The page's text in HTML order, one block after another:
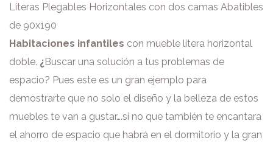
Literas Plegables Horizontales con dos camas Abatibles
de 90x190
Habitaciones infantiles con mueble litera horizontal
doble. ¿Buscar una solución a tus problemas de
espacio? Pues este es un gran ejemplo para
demostrarte que no solo el diseño y la belleza de estos
muebles te van a gustar….si no que también te encantara
el ahorro de espacio que habrá en el dormitorio y la gran